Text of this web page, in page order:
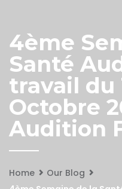
4ème
Santé
travail du
Octobre
Audition
Home
Our Blog